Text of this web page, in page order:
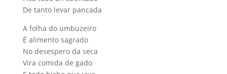
De tanto levar pancada
A folha do umbuzeiro
É alimento sagrado
No desespero da seca
Vira comida de gado